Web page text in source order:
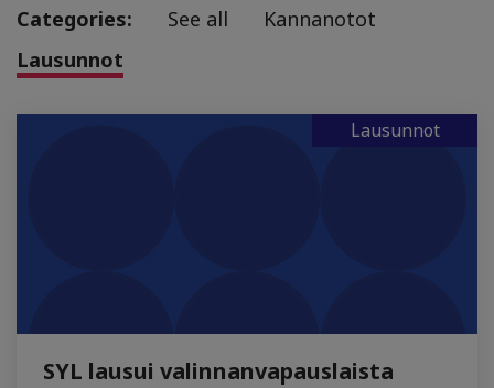
Categories: See all
Kannanotot
Lausunnot
Lausunnot
SYL lausui valinnanvapauslaista